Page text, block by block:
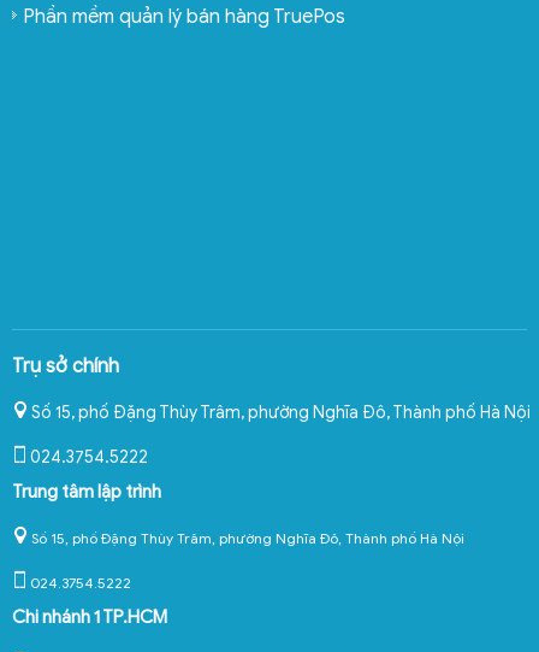
Phần mềm quản lý bán hàng TruePos
Trụ sở chính
Số 15, phố Đặng Thùy Trâm, phường Nghĩa Đô,Thành phố Hà Nội
024.3754.5222
Trung tâm lập trình
Số 15, phố Đặng Thùy Trâm, phường Nghĩa Đô, Thành phố Hà Nội
024.3754.5222
Chi nhánh 1 TP.HCM